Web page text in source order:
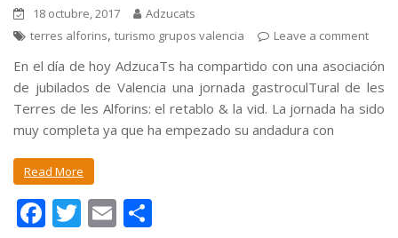
18 octubre, 2017
Adzucats
terres alforins, turismo grupos valencia Leave a comment
En el día de hoy AdzucaTs ha compartido con una asociación
de jubilados de Valencia una jornada gastroculTural de les
Terres de les Alforins: el retablo & la vid. La jornada ha sido
muy completa ya que ha empezado su andadura con
Read More
F T E